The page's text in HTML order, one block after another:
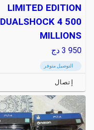
LIMITED EDITION
DUALSHOCK 4 500
MILLIONS
3 950 دج
التوصيل متوفر
إتصال